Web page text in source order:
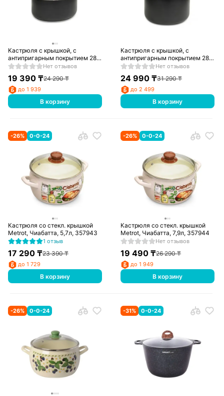
Кастрюля с крышкой, с
антипригарным покрытием 28
см, 6 л
Нет отзывов
19 390₸24 290₸
до 1 939
В корзину
Кастрюля с крышкой, с
антипригарным покрытием 28
см, 8,5 л
Нет отзывов
24 990 ₸31 290₸
до 2 499
В корзину
-26% 0-0-24
Кастрюля со стекл. крышкой
Metrot, Чиабатта, 5,7л, 357943
1 отзыв
17 290₸23 390₸
до 1 729
В корзину
-26% 0-0-24
Кастрюля со стекл. крышкой
Metrot, Чиабатта, 7,9л, 357944
Нет отзывов
19 490 ₸26 290₸
до 1 949
В корзину
-26% 0-0-24 -31% 0-0-24